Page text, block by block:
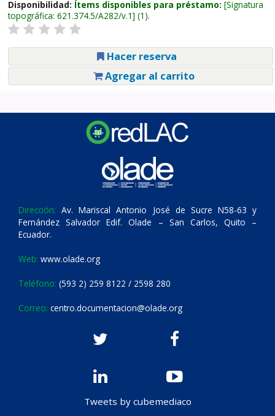
Disponibilidad: Ítems disponibles para préstamo: Signatura
topográfica: 621.374.5/A282/v.1 (1).
Hacer reserva
Agregar al carrito
Dirección: Av. Mariscal Antonio José de Sucre N58-63 y
Fernández Salvador Edif. Olade – San Carlos, Quito –
Ecuador.
Web: www.olade.org
Teléfono: (593 2) 259 8122 / 2598 280
Correo: centro.documentacion@olade.org
Tweets by cubemediaco